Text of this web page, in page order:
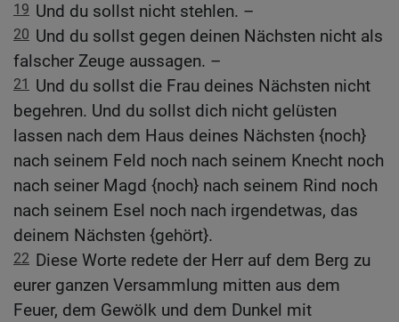
19 Und du sollst nicht stehlen. –
20 Und du sollst gegen deinen Nächsten nicht als
falscher Zeuge aussagen. –
21 Und du sollst die Frau deines Nächsten nicht
begehren. Und du sollst dich nicht gelüsten
lassen nach dem Haus deines Nächsten {noch}
nach seinem Feld noch nach seinem Knecht noch
nach seiner Magd {noch} nach seinem Rind noch
nach seinem Esel noch nach irgendetwas, das
deinem Nächsten {gehört}.
22 Diese Worte redete der Herr auf dem Berg zu
eurer ganzen Versammlung mitten aus dem
Feuer, dem Gewölk und dem Dunkel mit